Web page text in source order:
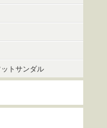
トサンダル